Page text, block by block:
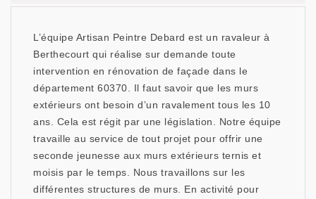
L’équipe Artisan Peintre Debard est un ravaleur à
Berthecourt qui réalise sur demande toute
intervention en rénovation de façade dans le
département 60370. Il faut savoir que les murs
extérieurs ont besoin d’un ravalement tous les 10
ans. Cela est régit par une législation. Notre équipe
travaille au service de tout projet pour offrir une
seconde jeunesse aux murs extérieurs ternis et
moisis par le temps. Nous travaillons sur les
différentes structures de murs. En activité pour